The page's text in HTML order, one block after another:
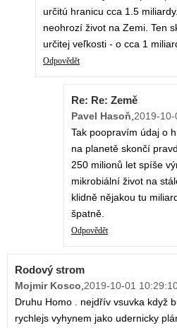
určitú hranicu cca 1.5
neohrozí život na Zemi. Ten
určitej veľkosti - o cca 1
Odpovědět
Re: Re: Země
Pavel Hasoň 2019-
Tak poopravím údaj o
na planetě skončí
250 milionů let spíše
mikrobiální život na
klidně nějakou tu
špatně.
Odpovědět
Rodový strom
Mojmir Kosco 2019-10-01
Druhu Homo . nejdřív vsuvka když
rychlejs vyhynem jako udernicky